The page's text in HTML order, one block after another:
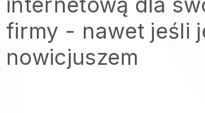
firmy - nawet jeśli
nowicjuszem